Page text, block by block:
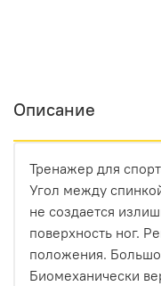
Описание
Тренажер для
Угол между
не создается
поверхность ног.
положения.
Биомеханически